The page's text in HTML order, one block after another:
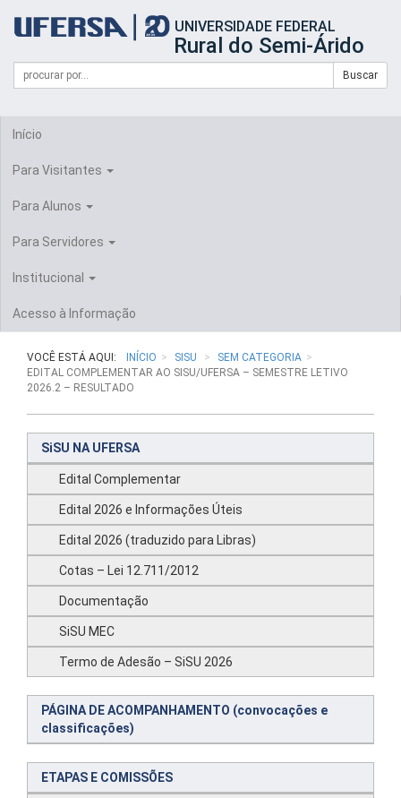
portal
UFERSA
UNIVERSIDADE FEDERAL
Rural do Semi-Árido
Formulário
Busca
Campo
de
Buscar
Início
Para Visitantes
Para Alunos
Para Servidores
Institucional
Acesso à Informação
VOCÊ ESTÁ AQUI: INÍCIO SISU
SEM CATEGORIA
EDITAL COMPLEMENTAR AO SISU/UFERSA – SEMESTRE LETIVO
2026.2 – RESULTADO
SiSU NA UFERSA
Edital Complementar
Edital 2026 e Informações Úteis
Edital 2026 (traduzido para Libras)
Cotas – Lei 12.711/2012
Documentação
SiSU MEC
Termo de Adesão – SiSU 2026
PÁGINA DE ACOMPANHAMENTO (convocações e
classificações)
ETAPAS E COMISSÕES